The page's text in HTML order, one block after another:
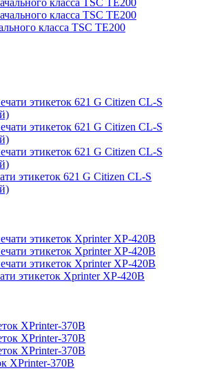
класса TSC TE200
этикеток 621 G Citizen CL-S
этикеток Xprinter XP-420B
XPrinter-370B